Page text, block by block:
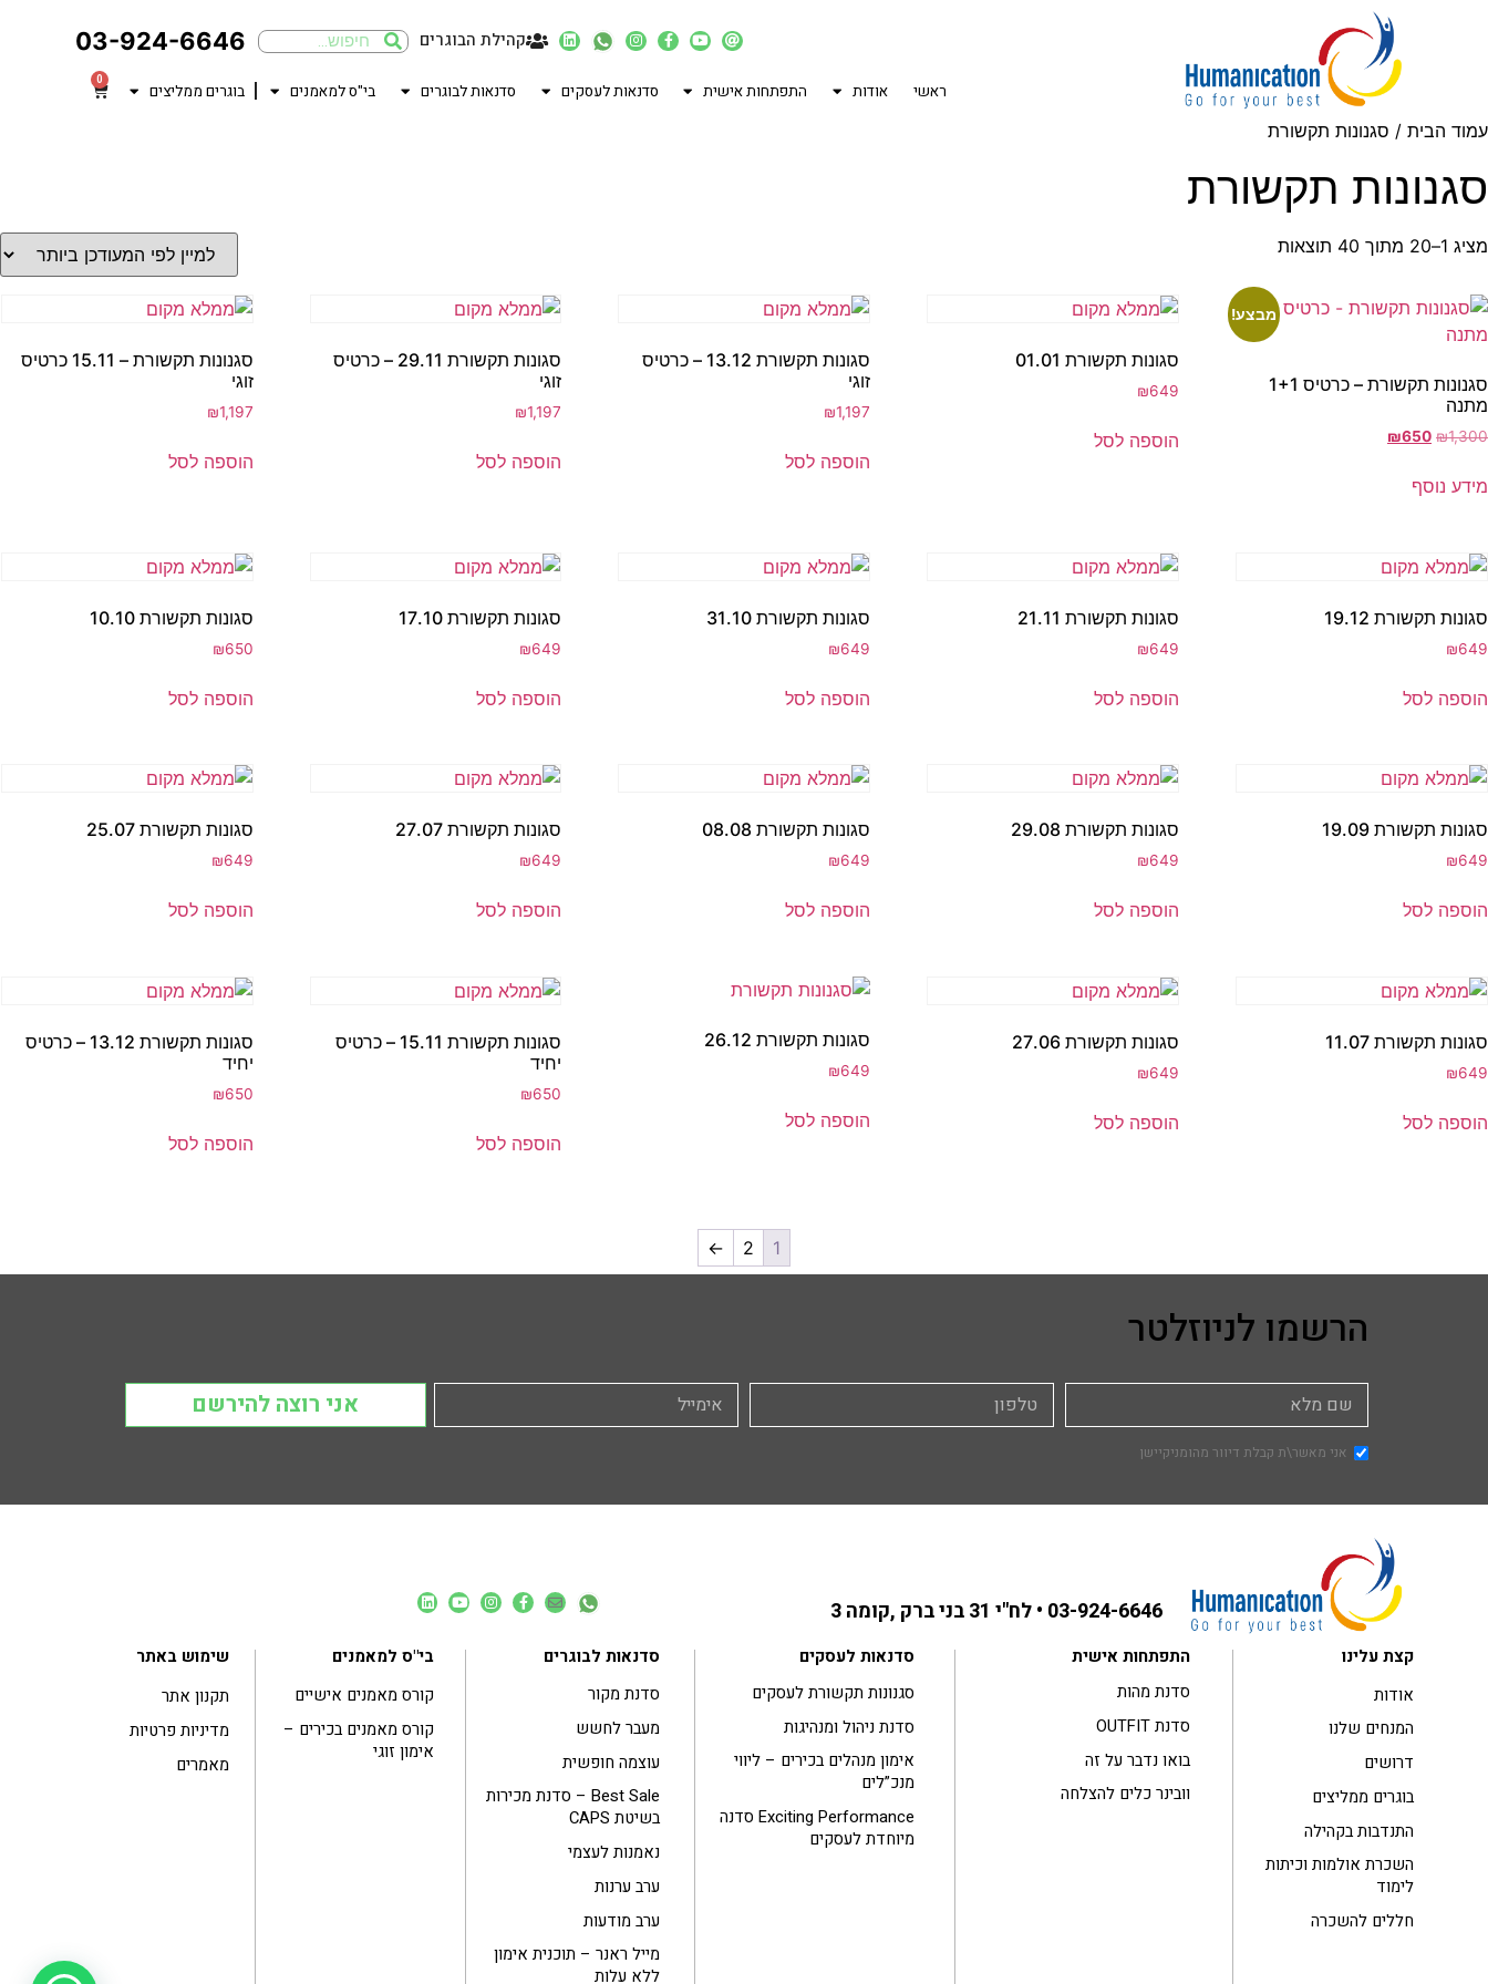
קהילת הבוגרים 03-924-6646
ראשי אודות התפתחות אישית סדנאות לעסקים סדנאות לבוגרים בי"ס למאמנים בוגרים ממליצים
0
עמוד הבית / סגנונות תקשורת
סגנונות תקשורת
מציג 1–20 מתוך 40 תוצאות
מבצע!
סגנונות תקשורת – כרטיס 1+1
מתנה
₪1,300
₪650
מידע נוסף
סגונות תקשורת 01.01
₪649
הוספה לסל
סגונות תקשורת 13.12 – כרטיס
זוגי
₪1,197
הוספה לסל
סגונות תקשורת 29.11 – כרטיס
זוגי
₪1,197
הוספה לסל
סגנונות תקשורת – 15.11 כרטיס
זוגי
₪1,197
הוספה לסל
סגונות תקשורת 19.12
₪649
הוספה לסל
סגונות תקשורת 21.11
₪649
הוספה לסל
סגונות תקשורת 31.10
₪649
הוספה לסל
סגונות תקשורת 17.10
₪649
הוספה לסל
סגונות תקשורת 10.10
₪650
הוספה לסל
סגונות תקשורת 19.09
₪649
הוספה לסל
סגונות תקשורת 29.08
₪649
הוספה לסל
סגונות תקשורת 08.08
₪649
הוספה לסל
סגונות תקשורת 27.07
₪649
הוספה לסל
סגונות תקשורת 25.07
₪649
הוספה לסל
סגונות תקשורת 11.07
₪649
הוספה לסל
סגונות תקשורת 27.06
₪649
הוספה לסל
סגונות תקשורת 26.12
₪649
הוספה לסל
סגונות תקשורת 15.11 – כרטיס
יחיד
₪650
הוספה לסל
סגונות תקשורת 13.12 – כרטיס
יחיד
₪650
הוספה לסל
1
2
←
הרשמו לניוזלטר
אני מאשר\ת קבלת דיוור מהומניקיישן
אני רוצה להירשם
03-924-6646 • לח"י 31 בני ברק ,קומה 3
קצת עלינו
אודות
המנחים שלנו
דרושים
בוגרים ממליצים
התנדבות בקהילה
השכרת אולמות וכיתות
לימוד
חללים להשכרה
התפתחות אישית
סדנת מהות
סדנת OUTFIT
בואו נדבר על זה
וובינר כלים להצלחה
סדנאות לעסקים
סגנונות תקשורת לעסקים
סדנת ניהול ומנהיגות
אימון מנהלים בכירים – ליווי
מנכ”לים
Exciting Performance סדנה
מיוחדת לעסקים
סדנאות לבוגרים
סדנת מקור
מעבר לחשש
עוצמה חופשית
Best Sale – סדנת מכירות
בשיטת CAPS
נאמנות לעצמי
ערב ערנות
ערב מודעות
מייל ראנר – תוכנית אימון
ללא עלות
בי"ס למאמנים
קורס מאמנים אישיים
קורס מאמנים בכירים –
אימון זוגי
שימוש באתר
תקנון אתר
מדיניות פרטיות
מאמרים